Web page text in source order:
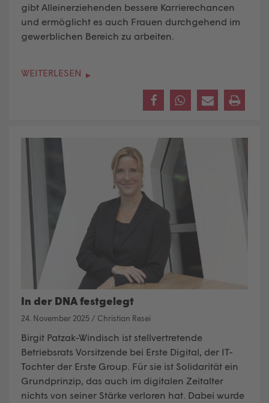
gibt Alleinerziehenden bessere Karrierechancen
und ermöglicht es auch Frauen durchgehend im
gewerblichen Bereich zu arbeiten.
WEITERLESEN
In der DNA festgelegt
24. November 2025 / Christian Resei
Birgit Patzak-Windisch ist stellvertretende
Betriebsrats Vorsitzende bei Erste Digital, der IT-
Tochter der Erste Group. Für sie ist Solidarität ein
Grundprinzip, das auch im digitalen Zeitalter
nichts von seiner Stärke verloren hat. Dabei wurde